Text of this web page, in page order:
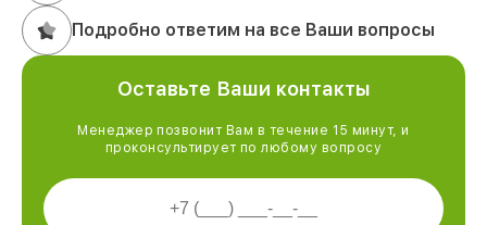
Подробно ответим на все Ваши вопросы
Оставьте Ваши контакты
Менеджер позвонит Вам в течение 15 минут, и
проконсультирует по любому вопросу